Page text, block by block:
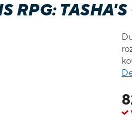
RPG: